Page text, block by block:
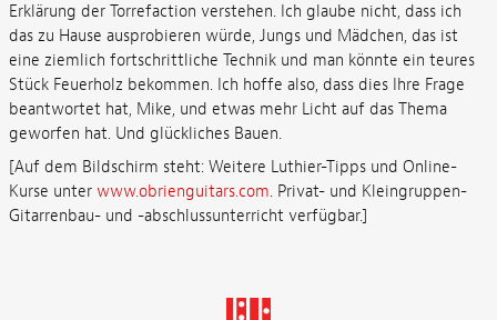
Erklärung der Torrefaction verstehen. Ich glaube nicht, dass ich
das zu Hause ausprobieren würde, Jungs und Mädchen, das ist
eine ziemlich fortschrittliche Technik und man könnte ein teures
Stück Feuerholz bekommen. Ich hoffe also, dass dies Ihre Frage
beantwortet hat, Mike, und etwas mehr Licht auf das Thema
geworfen hat. Und glückliches Bauen.
[Auf dem Bildschirm steht: Weitere Luthier-Tipps und Online-
Kurse unter www.obrienguitars.com. Privat- und Kleingruppen-
Gitarrenbau- und -abschlussunterricht verfügbar.]